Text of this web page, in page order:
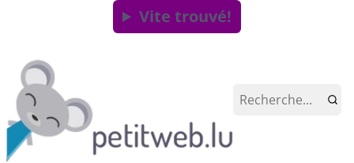
Vite trouvé!